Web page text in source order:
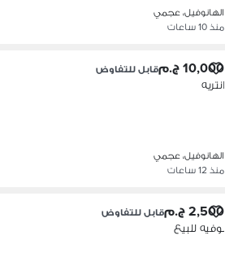
الهانوفيل، عجمي
منذ 10 ساعات
10,000 ج.م قابل للتفاوض
انتريه
الهانوفيل، عجمي
منذ 12 ساعات
2,500 ج.م قابل للتفاوض
بوفيه للبيع